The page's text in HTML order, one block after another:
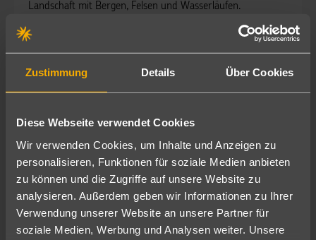
Zustimmung Details Über Cookies
Diese Webseite verwendet Cookies
Wir verwenden Cookies, um Inhalte und Anzeigen zu
personalisieren, Funktionen für soziale Medien anbieten
zu können und die Zugriffe auf unsere Website zu
analysieren. Außerdem geben wir Informationen zu Ihrer
Verwendung unserer Website an unsere Partner für
soziale Medien, Werbung und Analysen weiter. Unsere
Landschaft mit Bergen, Felsen und Wasserläufen.
Es gibt auch etliche Meerwasserschwimmbäder wie zum
Beispiel in Sao Vicente.
3. Tag Madeira
blicken.
In der SPA-Abteilung kann man sich für umfangreiche
Anwendungen, alleine und als Paar, anmelden.
4. Tag La Palma